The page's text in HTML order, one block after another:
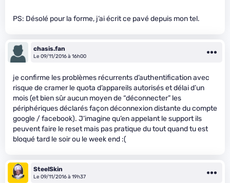
PS: Désolé pour la forme, j’ai écrit ce pavé depuis mon tel.
chasis.fan
Le 09/11/2016 à 16h00
je confirme les problèmes récurrents d’authentification avec
risque de cramer le quota d’appareils autorisés et délai d’un
mois (et bien sûr aucun moyen de “déconnecter” les
périphériques déclarés façon déconnexion distante du compte
google / facebook). J’imagine qu’en appelant le support ils
peuvent faire le reset mais pas pratique du tout quand tu est
bloqué tard le soir ou le week end :(
SteelSkin
Le 09/11/2016 à 19h37